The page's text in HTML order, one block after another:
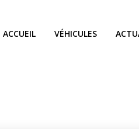
ACCUEIL VÉHICULES